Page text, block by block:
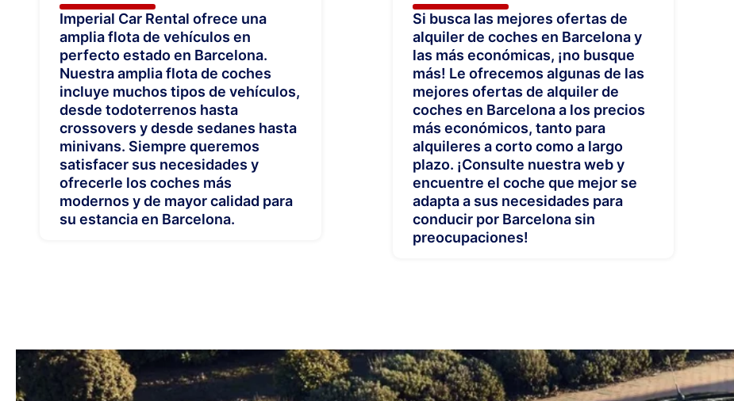
Imperial Car Rental ofrece una
amplia flota de vehículos en
perfecto estado en Barcelona.
Nuestra amplia flota de coches
incluye muchos tipos de vehículos,
desde todoterrenos hasta
crossovers y desde sedanes hasta
minivans. Siempre queremos
satisfacer sus necesidades y
ofrecerle los coches más
modernos y de mayor calidad para
su estancia en Barcelona.
Si busca las mejores ofertas de
alquiler de coches en Barcelona y
las más económicas, ¡no busque
más! Le ofrecemos algunas de las
mejores ofertas de alquiler de
coches en Barcelona a los precios
más económicos, tanto para
alquileres a corto como a largo
plazo. ¡Consulte nuestra web y
encuentre el coche que mejor se
adapta a sus necesidades para
conducir por Barcelona sin
preocupaciones!